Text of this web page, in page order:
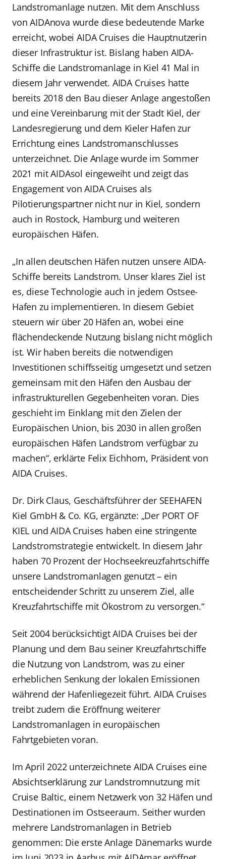
Landstromanlage nutzen. Mit dem Anschluss
von AIDAnova wurde diese bedeutende Marke
erreicht, wobei AIDA Cruises die Hauptnutzerin
dieser Infrastruktur ist. Bislang haben AIDA-
Schiffe die Landstromanlage in Kiel 41 Mal in
diesem Jahr verwendet. AIDA Cruises hatte
bereits 2018 den Bau dieser Anlage angestoßen
und eine Vereinbarung mit der Stadt Kiel, der
Landesregierung und dem Kieler Hafen zur
Errichtung eines Landstromanschlusses
unterzeichnet. Die Anlage wurde im Sommer
2021 mit AIDAsol eingeweiht und zeigt das
Engagement von AIDA Cruises als
Pilotierungspartner nicht nur in Kiel, sondern
auch in Rostock, Hamburg und weiteren
europäischen Häfen.
„In allen deutschen Häfen nutzen unsere AIDA-
Schiffe bereits Landstrom. Unser klares Ziel ist
es, diese Technologie auch in jedem Ostsee-
Hafen zu implementieren. In diesem Gebiet
steuern wir über 20 Häfen an, wobei eine
flächendeckende Nutzung bislang nicht möglich
ist. Wir haben bereits die notwendigen
Investitionen schiffsseitig umgesetzt und setzen
gemeinsam mit den Häfen den Ausbau der
infrastrukturellen Gegebenheiten voran. Dies
geschieht im Einklang mit den Zielen der
Europäischen Union, bis 2030 in allen großen
europäischen Häfen Landstrom verfügbar zu
machen“, erklärte Felix Eichhorn, Präsident von
AIDA Cruises.
Dr. Dirk Claus, Geschäftsführer der SEEHAFEN
Kiel GmbH & Co. KG, ergänzte: „Der PORT OF
KIEL und AIDA Cruises haben eine stringente
Landstromstrategie entwickelt. In diesem Jahr
haben 70 Prozent der Hochseekreuzfahrtschiffe
unsere Landstromanlagen genutzt – ein
entscheidender Schritt zu unserem Ziel, alle
Kreuzfahrtschiffe mit Ökostrom zu versorgen.“
Seit 2004 berücksichtigt AIDA Cruises bei der
Planung und dem Bau seiner Kreuzfahrtschiffe
die Nutzung von Landstrom, was zu einer
erheblichen Senkung der lokalen Emissionen
während der Hafenliegezeit führt. AIDA Cruises
treibt zudem die Eröffnung weiterer
Landstromanlagen in europäischen
Fahrtgebieten voran.
Im April 2022 unterzeichnete AIDA Cruises eine
Absichtserklärung zur Landstromnutzung mit
Cruise Baltic, einem Netzwerk von 32 Häfen und
Destinationen im Ostseeraum. Seither wurden
mehrere Landstromanlagen in Betrieb
genommen: Die erste Anlage Dänemarks wurde